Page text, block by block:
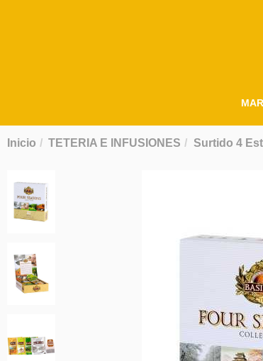
Inicio TETERIA E INFUSIONES Surtido 4